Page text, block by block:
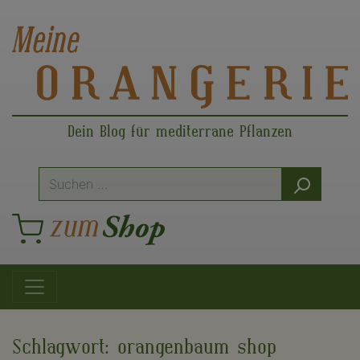
Dein Blog für mediterrane Pflanzen
Suche
nach:
Hauptnavigation
Schlagwort: orangenbaum shop